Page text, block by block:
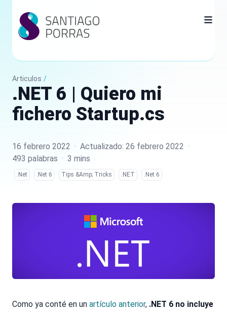
Articulos /
.NET 6 | Quiero mi
fichero Startup.cs
16 febrero 2022 · Actualizado: 26 febrero 2022 ·
493 palabras · 3 mins
.Net .Net 6 Tips &Amp; Tricks .NET .Net 6
Como ya conté en un artículo anterior, .NET 6 no incluye